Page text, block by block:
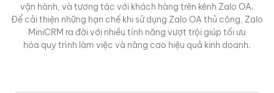
vận hành, và tương tác với khách hàng trên kênh Zalo OA.
Để cải thiện những hạn chế khi sử dụng Zalo OA thủ công, Zalo
MiniCRM ra đời với nhiều tính năng vượt trội giúp tối ưu
hóa quy trình làm việc và nâng cao hiệu quả kinh doanh.